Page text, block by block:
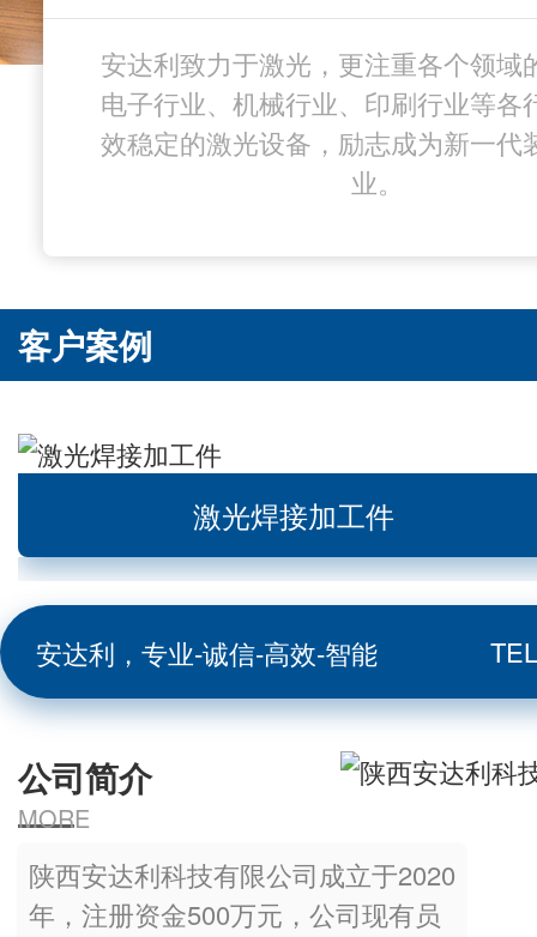
安达利致力于激光，更注重各个领
电子行业、机械行业、印刷行业等
效稳定的激光设备，励志成为新一
业。
多年来，安达利数十名专业技术人
更新技术，致力打造"稳定""快速"的
每件产品所有细节要求高，只为打
精工、细致的产品，纯熟的技艺体
满足多种加工需求；自主设计龙门
床身，经高温热、时效处理，确保
稳性和设备的可靠性；重要部件采
口元件，每道工序经严格的标准检
安达利切割机，拥有高超的光束质
更精细高速运转，加速度1.0G，空
100m/min机器性能稳定，关键部位
达10万小时
安达利致力于激光，更注重各个领域
电子行业、机械行业、印刷行业等各
效稳定的激光设备，励志成为新一代
业。
多年来，安达利数十名专业技术人
更新技术，致力打造"稳定""快速"的
每件产品所有细节要求高，只为打
精工、细致的产品，纯熟的技艺体
客户案例
激光焊接加工件
安达利，专业-诚信-高效-智能
公司简介
MORE
陕西安达利科技有限公司成立于2020
年，注册资金500万元，公司现有员